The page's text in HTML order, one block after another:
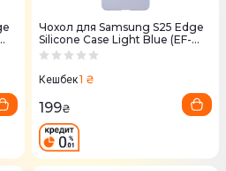
Чохол для Samsung S25 Edge
Silicone Case Light Blue (EF-
PS937CLEGWW)
Кешбек1 ₴
199₴